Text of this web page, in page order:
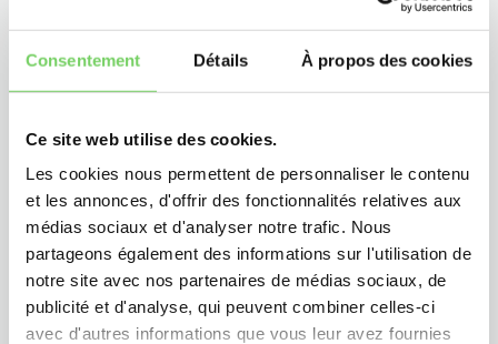
Consentement Détails À propos des cookies
Ce site web utilise des cookies.
Les cookies nous permettent de personnaliser le contenu
et les annonces, d'offrir des fonctionnalités relatives aux
médias sociaux et d'analyser notre trafic. Nous
partageons également des informations sur l'utilisation de
notre site avec nos partenaires de médias sociaux, de
publicité et d'analyse, qui peuvent combiner celles-ci
avec d'autres informations que vous leur avez fournies
fournisseur d’accès de l’utilisateur, l’adresse de protocole
Internet (IP) de l’utilisateur et la date de dernière connexion
au Site. Le Site utilise également des cookies. Pour plus
d’informations, veuillez consulter la Charte cookies [lien
Conformément aux dispositions des articles 38 et suivants
de la loi n° 78-17 du 6 janvier 1978 relative à l’informatique,
aux fichiers et aux libertés modifiée, tout utilisateur dispose
d’un droit d’accès, de rectification et d’opposition au
traitement de données personnelles le concernant. La
demande doit être adressée à l’attention du Référent CNIL du
Fonds de Dotation CSL Behring pour la Recherche par